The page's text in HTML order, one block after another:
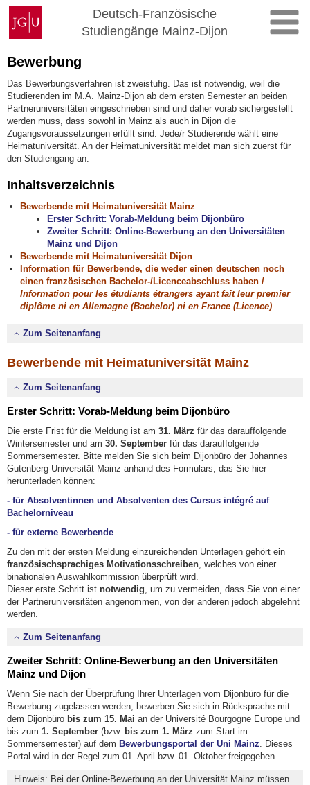
Zum
Inhalt
springen
Johannes
Gutenberg-
Universität
Mainz
Deutsch-Französische
Studiengänge Mainz-Dijon
Bewerbung
Das Bewerbungsverfahren ist zweistufig. Das ist notwendig, weil die
Studierenden im M.A. Mainz-Dijon ab dem ersten Semester an beiden
Partneruniversitäten eingeschrieben sind und daher vorab sichergestellt
werden muss, dass sowohl in Mainz als auch in Dijon die
Zugangsvoraussetzungen erfüllt sind. Jede/r Studierende wählt eine
Heimatuniversität. An der Heimatuniversität meldet man sich zuerst für
den Studiengang an.
Inhaltsverzeichnis
Bewerbende mit Heimatuniversität Mainz
Erster Schritt: Vorab-Meldung beim Dijonbüro
Zweiter Schritt: Online-Bewerbung an den Universitäten
Mainz und Dijon
Bewerbende mit Heimatuniversität Dijon
Information für Bewerbende, die weder einen deutschen noch
einen französischen Bachelor-/Licenceabschluss haben /
Information pour les étudiants étrangers ayant fait leur premier
diplôme ni en Allemagne (Bachelor) ni en France (Licence)
Zum Seitenanfang
Bewerbende mit Heimatuniversität Mainz
Zum Seitenanfang
Erster Schritt: Vorab-Meldung beim Dijonbüro
Die erste Frist für die Meldung ist am 31. März für das darauffolgende
Wintersemester und am 30. September für das darauffolgende
Sommersemester. Bitte melden Sie sich beim Dijonbüro der Johannes
Gutenberg-Universität Mainz anhand des Formulars, das Sie hier
herunterladen können:
- für Absolventinnen und Absolventen des Cursus intégré auf
Bachelorniveau
- für externe Bewerbende
Zu den mit der ersten Meldung einzureichenden Unterlagen gehört ein
französischsprachiges Motivationsschreiben, welches von einer
binationalen Auswahlkommission überprüft wird.
Dieser erste Schritt ist notwendig, um zu vermeiden, dass Sie von einer
der Partneruniversitäten angenommen, von der anderen jedoch abgelehnt
werden.
Zum Seitenanfang
Zweiter Schritt: Online-Bewerbung an den Universitäten
Mainz und Dijon
Wenn Sie nach der Überprüfung Ihrer Unterlagen vom Dijonbüro für die
Bewerbung zugelassen werden, bewerben Sie sich in Rücksprache mit
dem Dijonbüro bis zum 15. Mai an der Université Bourgogne Europe und
bis zum 1. September (bzw. bis zum 1. März zum Start im
Sommersemester) auf dem Bewerbungsportal der Uni Mainz . Dieses
Portal wird in der Regel zum 01. April bzw. 01. Oktober freigegeben.
Hinweis: Bei der Online-Bewerbung an der Universität Mainz müssen